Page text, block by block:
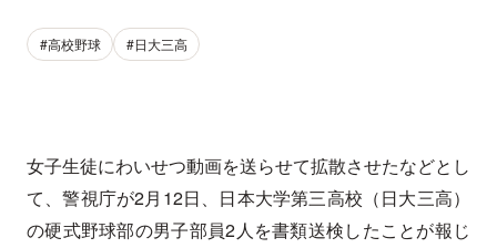
#高校野球 #日大三高
女子生徒にわいせつ動画を送らせて拡散させたなどとし
て、警視庁が2月12日、日本大学第三高校（日大三高）
の硬式野球部の男子部員2人を書類送検したことが報じ